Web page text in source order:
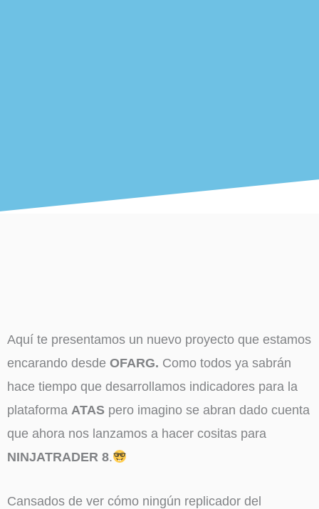
Aquí te presentamos un nuevo proyecto que estamos
encarando desde OFARG. Como todos ya sabrán
hace tiempo que desarrollamos indicadores para la
plataforma ATAS pero imagino se abran dado cuenta
que ahora nos lanzamos a hacer cositas para
NINJATRADER 8.
Cansados de ver cómo ningún replicador del